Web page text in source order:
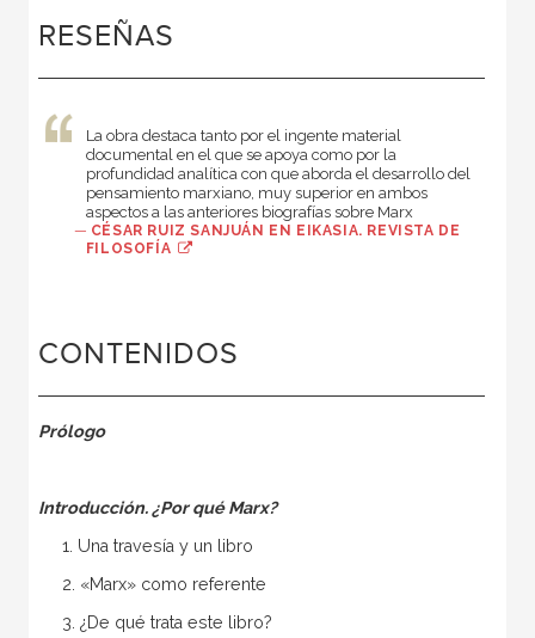
RESEÑAS
La obra destaca tanto por el ingente material
documental en el que se apoya como por la
profundidad analítica con que aborda el desarrollo del
pensamiento marxiano, muy superior en ambos
aspectos a las anteriores biografías sobre Marx
— CÉSAR RUIZ SANJUÁN EN EIKASIA. REVISTA DE
FILOSOFÍA
CONTENIDOS
Prólogo
Introducción. ¿Por qué Marx?
1. Una travesía y un libro
2. «Marx» como referente
3. ¿De qué trata este libro?